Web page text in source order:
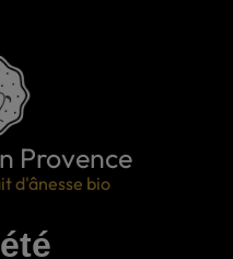
Provence
d'ânesse bio